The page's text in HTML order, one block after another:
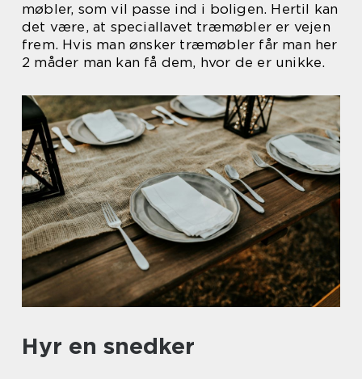
møbler, som vil passe ind i boligen. Hertil kan
det være, at speciallavet træmøbler er vejen
frem. Hvis man ønsker træmøbler får man her
2 måder man kan få dem, hvor de er unikke.
Hyr en snedker